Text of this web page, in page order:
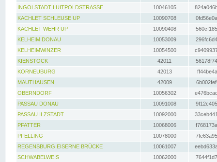
INGOLSTADT LUITPOLDSTRASSE
10046105
KACHLET SCHLEUSE UP
10090708
KACHLET WEHR UP
10090408
KELHEIM DONAU
10053009
KELHEIMWINZER
10054500
KIENSTOCK
42011
KORNEUBURG
42013
MAUTHAUSEN
42009
OBERNDORF
10056302
PASSAU DONAU
10091008
PASSAU ILZSTADT
10092000
PFATTER
10068006
PFELLING
10078000
REGENSBURG EISERNE BRÜCKE
10061007
SCHWABELWEIS
10062000